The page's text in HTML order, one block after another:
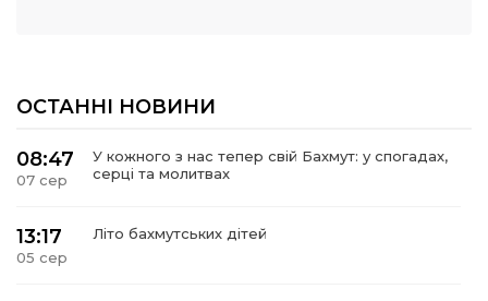
ОСТАННІ НОВИНИ
08:47
07 сер
У кожного з нас тепер свій Бахмут: у спогадах,
серці та молитвах
13:17
05 сер
Літо бахмутських дітей